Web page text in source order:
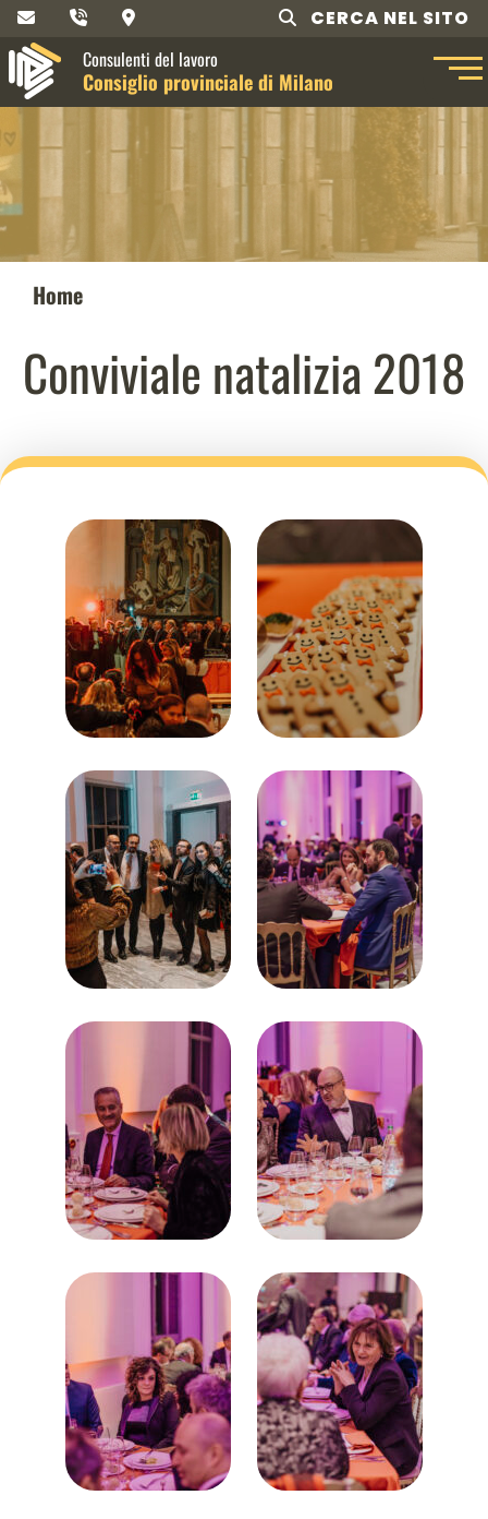
CERCA NEL SITO
Consulenti del lavoro
Consiglio provinciale di Milano
Home
Conviviale natalizia 2018